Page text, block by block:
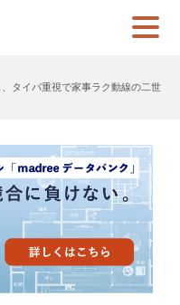
タイパ重視で家事ラク動線の二世